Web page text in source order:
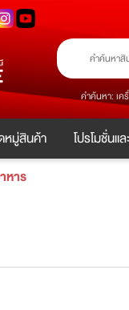
คำค้นหา: เค
หมู่สินค้า โปรโมชั่นแ
หาร